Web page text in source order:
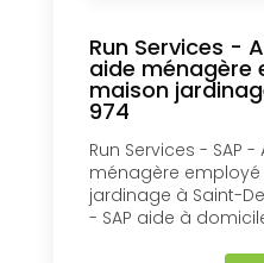
Run Services -
aide ménagère
maison
974
Run Services - SAP
ménagère
jardinage à Saint-
- SAP aide à